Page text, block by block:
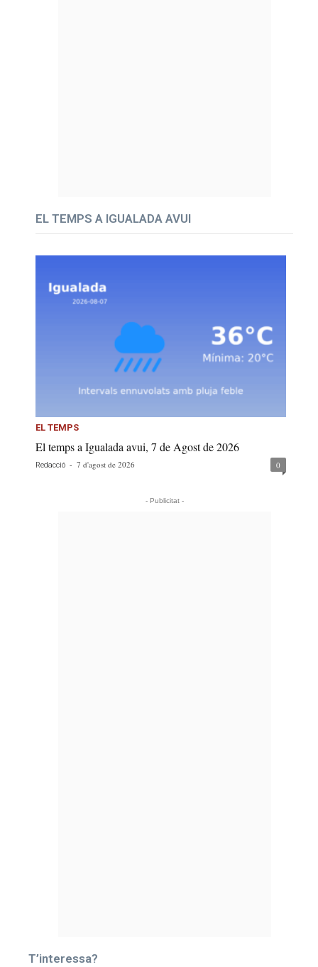
EL TEMPS A IGUALADA AVUI
EL TEMPS
El temps a Igualada avui, 7 de Agost de 2026
Redacció - 7 d'agost de 2026 0
- Publicitat -
T’interessa?